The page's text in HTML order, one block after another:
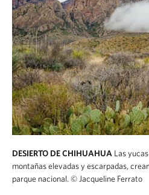
DESIERTO DE CHIHUAHUA Las
montañas elevadas y escarpadas,
parque nacional. © Jacqueline Ferrato